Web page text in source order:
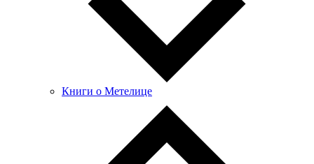
Книги о Метелице